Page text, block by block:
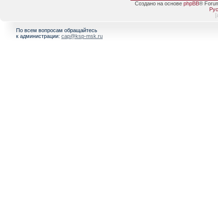
Создано на основе phpBB®
[
По всем вопросам обращайтесь
к администрации: cap@ksp-msk.ru